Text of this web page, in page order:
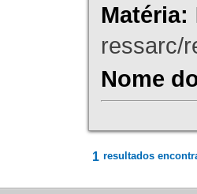
Matéria:
ressarc/
Nome
1 resultados